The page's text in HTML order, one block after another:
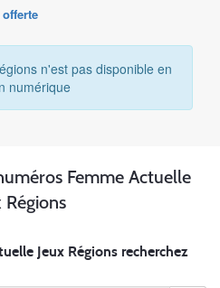
n'est pas disponible en
numérique
Femme Actuelle
Régions
Jeux Régions recherchez